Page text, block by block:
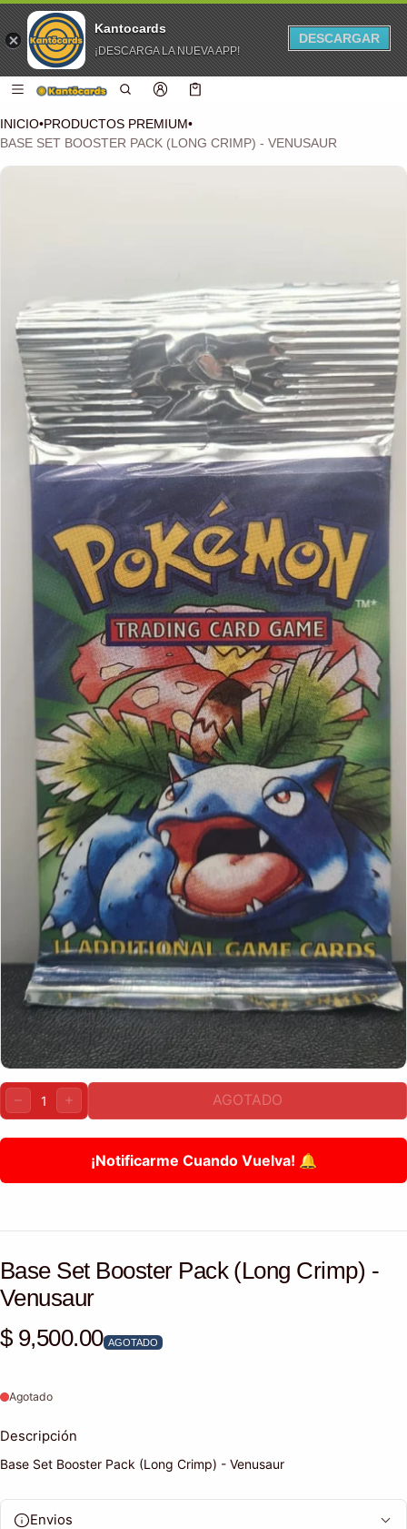
INICIO•PRODUCTOS PREMIUM•
BASE SET BOOSTER PACK (LONG CRIMP) - VENUSAUR
Cantidad:
DISMINUIRAUMENTAR AGOTADO
¡Notificarme Cuando Vuelva! 🔔
Base Set Booster Pack (Long Crimp) -
Venusaur
Precio habitual
$ 9,500.00 AGOTADO
Agotado
Descripción
Base Set Booster Pack (Long Crimp) - Venusaur
Envios
Kantocards
¡DESCARGA LA NUEVA APP!
DESCARGAR